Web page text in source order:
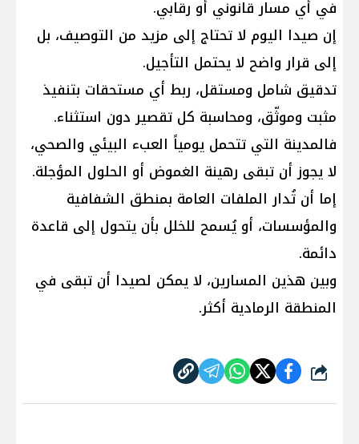
في أي مسار قانوني أو رقابي.
إن صيدا اليوم لا تحتاج إلى مزيد من التوصيف، بل
إلى قرار واضح لا يحتمل التأجيل.
تدقيق شامل ومستقل، ربط أي مستحقات بتنفيذ
مثبت وموثّق، ومحاسبة كل تقصير دون استثناء.
فالمدينة التي تتحمل يومياً العبء البيئي والصحي،
لا يجوز أن تبقى رهينة الغموض أو الحلول المؤجلة.
إما أن تُدار الملفات العامة بمنطق الشفافية
والمؤسسات، أو يُسمح للخلل بأن يتحول إلى قاعدة
دائمة.
وبين هذين المسارين، لا يمكن لصيدا أن تبقى في
المنطقة الرمادية أكثر.
شارك